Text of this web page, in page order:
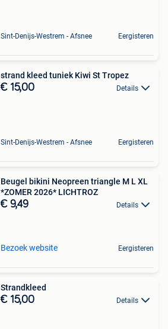
Sint-Denijs-Westrem - Afsnee Eergisteren
strand kleed tuniek Kiwi St Tropez
€ 15,00 Details
Sint-Denijs-Westrem - Afsnee Eergisteren
Beugel bikini Neopreen triangle M L XL
*ZOMER 2026* LICHTROZ
€ 9,49 Details
Bezoek website Eergisteren
Strandkleed
€ 15,00 Details